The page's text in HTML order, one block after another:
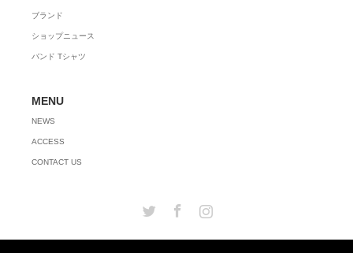
ブランド
ショップニュース
バンド Tシャツ
MENU
NEWS
ACCESS
CONTACT US
Twitter Facebook